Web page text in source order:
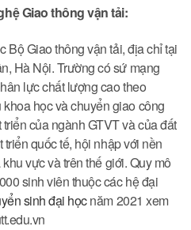
Giao thông vận tải:
Bộ Giao thông vận tải, địa chỉ tại
Hà Nội. Trường có sứ mạng
lực chất lượng cao theo
học và chuyển giao công
của ngành GTVT và của đất
quốc tế, hội nhập với nền
vực và trên thế giới. Quy mô
sinh viên thuộc các hệ đại
sinh đại họcnăm 2021 xem